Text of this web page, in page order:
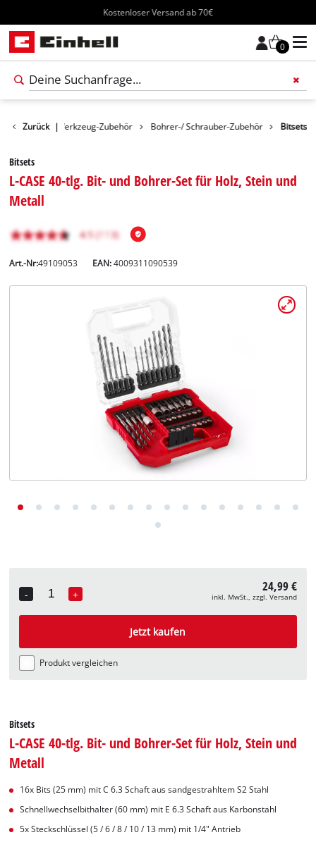
Kostenloser Versand ab 70€
0
Zurück |
Zubehör Werkzeug-Zubehör Bohrer-/ Schrauber-Zubehör Bitsets
Bitsets
L-CASE 40-tlg. Bit- und Bohrer-Set für Holz, Stein und
Metall
Art.-Nr:49109053 EAN:4009311090539
-
Quantity
+ 24,99 €
inkl. MwSt., zzgl. Versand
Jetzt kaufen
Produkt vergleichen
Bitsets
L-CASE 40-tlg. Bit- und Bohrer-Set für Holz, Stein und
Metall
16x Bits (25 mm) mit C 6.3 Schaft aus sandgestrahltem S2 Stahl
Schnellwechselbithalter (60 mm) mit E 6.3 Schaft aus Karbonstahl
5x Steckschlüssel (5 / 6 / 8 / 10 / 13 mm) mit 1/4" Antrieb